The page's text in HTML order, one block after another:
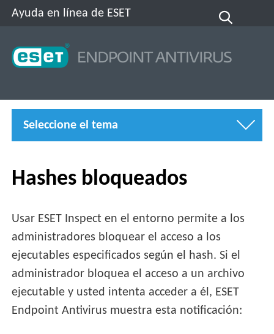
Ayuda en línea de ESET
Seleccione el tema
Hashes bloqueados
Usar ESET Inspect en el entorno permite a los
administradores bloquear el acceso a los
ejecutables especificados según el hash. Si el
administrador bloquea el acceso a un archivo
ejecutable y usted intenta acceder a él, ESET
Endpoint Antivirus muestra esta notificación: